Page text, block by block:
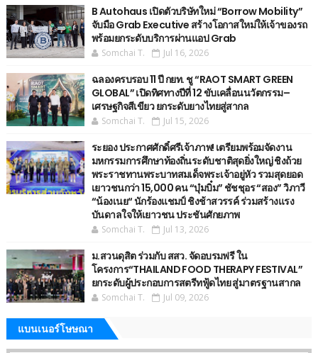
B Autohaus เปิดตัวบริษัทใหม่ “Borrow Mobility”
จับมือ Grab Executive สร้างโอกาสใหม่ให้เจ้าของรถ
พร้อมยกระดับบริการผ่านแอป Grab
Somchai T. Jul 16, 2026
ฉลองครบรอบ 11 ปี กยท. ชู “RAOT SMART GREEN
GLOBAL” เปิดทิศทางปีที่ 12 ขับเคลื่อนนวัตกรรม–
เศรษฐกิจสีเขียว ยกระดับยางไทยสู่สากล
Somchai T. Jul 15, 2026
ระยอง ประกาศศักดิ์ศรีเจ้าภาพ! เตรียมพร้อมจัดงาน
มหกรรมการศึกษาท้องถิ่นระดับชาติสุดยิ่งใหญ่ ชิงถ้วย
พระราชทานพระบาทสมเด็จพระเจ้าอยู่หัว รวมสุดยอด
เยาวชนกว่า 15,000 คน “บุ๋มบิ๋ม” ชัชชุอร “สอง” วิภาวี
“น้องเนย“ นักร้องแชมป์ ชิงช้าสวรรค์ ร่วมสร้างแรง
บันดาลใจให้เยาวชน ประชันศักยภาพ
Somchai T. Jul 13, 2026
ม.สวนดุสิต ร่วมกับ สสว. จัดอบรมฟรี ใน
โครงการ“THAILAND FOOD THERAPY FESTIVAL”
ยกระดับผู้ประกอบการสตรีทฟู้ดไทย สู่มาตรฐานสากล
Somchai T. Jul 09, 2026
แบนเนอร์โษษณา